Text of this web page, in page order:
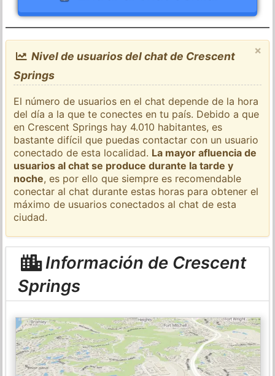
×
Nivel de usuarios del chat de Crescent
Springs
El número de usuarios en el chat depende de la hora
del día a la que te conectes en tu país. Debido a que
en Crescent Springs hay 4.010 habitantes, es
bastante difícil que puedas contactar con un usuario
conectado de esta localidad. La mayor afluencia de
usuarios al chat se produce durante la tarde y
noche, es por ello que siempre es recomendable
conectar al chat durante estas horas para obtener el
máximo de usuarios conectados al chat de esta
ciudad.
Información de Crescent
Springs